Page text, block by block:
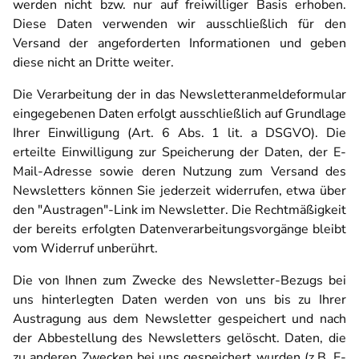
werden nicht bzw. nur auf freiwilliger Basis erhoben.
Diese Daten verwenden wir ausschließlich für den
Versand der angeforderten Informationen und geben
diese nicht an Dritte weiter.
Die Verarbeitung der in das Newsletteranmeldeformular
eingegebenen Daten erfolgt ausschließlich auf Grundlage
Ihrer Einwilligung (Art. 6 Abs. 1 lit. a DSGVO). Die
erteilte Einwilligung zur Speicherung der Daten, der E-
Mail-Adresse sowie deren Nutzung zum Versand des
Newsletters können Sie jederzeit widerrufen, etwa über
den "Austragen"-Link im Newsletter. Die Rechtmäßigkeit
der bereits erfolgten Datenverarbeitungsvorgänge bleibt
vom Widerruf unberührt.
Die von Ihnen zum Zwecke des Newsletter-Bezugs bei
uns hinterlegten Daten werden von uns bis zu Ihrer
Austragung aus dem Newsletter gespeichert und nach
der Abbestellung des Newsletters gelöscht. Daten, die